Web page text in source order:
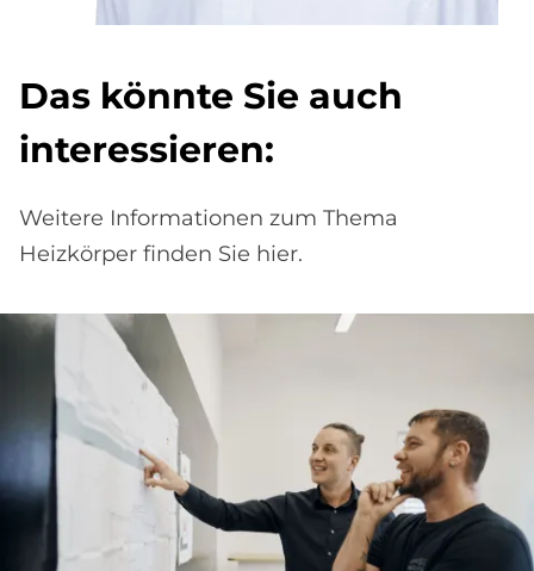
Das könn­te Sie auch
in­ter­es­sie­ren:
Weitere Informationen zum Thema
Heizkörper finden Sie hier.